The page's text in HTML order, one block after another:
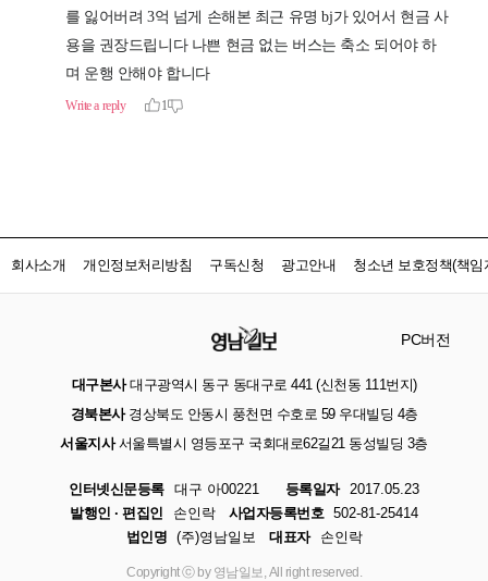
회사소개 개인정보처리방침 구독신청 광고안내 청소년 보호정책(책임
PC버전
대구본사대구광역시 동구 동대구로 441 (신천동 111번지)
경북본사경상북도 안동시 풍천면 수호로 59 우대빌딩 4층
서울지사서울특별시 영등포구 국회대로62길21 동성빌딩 3층
인터넷신문등록 대구 아00221 등록일자
2017.05.23
발행인 · 편집인
손인락 사업자등록번호 502-81-25414
법인명 (주)영남일보 대표자 손인락
Copyright ⓒ by 영남일보, All right reserved.